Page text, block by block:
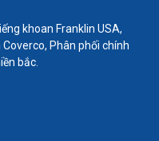
an toàn hoạt
lao động trong
sử dụng để bơm
khoan Franklin USA,
Phân phối chính
bắc.